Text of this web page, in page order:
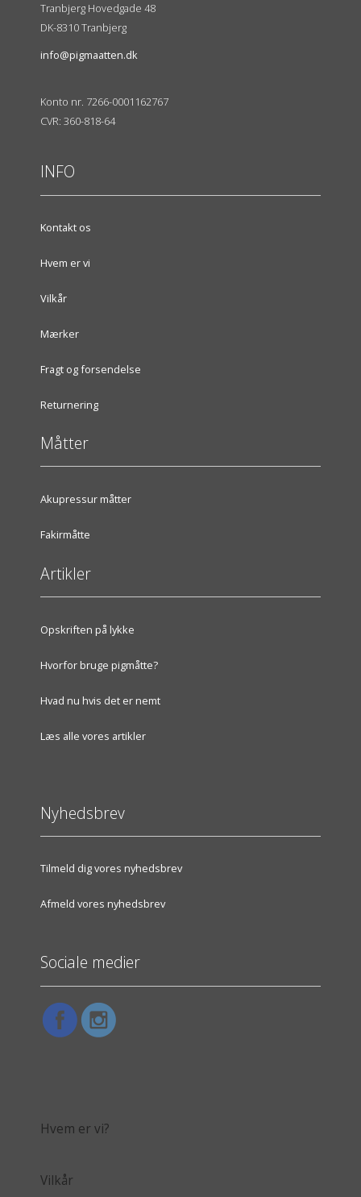
Tranbjerg Hovedgade 48
DK-8310 Tranbjerg
info@pigmaatten.dk
Konto nr. 7266-0001162767
CVR: 360-818-64
INFO
Kontakt os
Hvem er vi
Vilkår
Mærker
Fragt og forsendelse
Returnering
Måtter
Akupressur måtter
Fakirmåtte
Artikler
Opskriften på lykke
Hvorfor bruge pigmåtte?
Hvad nu hvis det er nemt
Læs alle vores artikler
Nyhedsbrev
Tilmeld dig vores nyhedsbrev
Afmeld vores nyhedsbrev
Sociale medier
Hvem er vi?
Vilkår